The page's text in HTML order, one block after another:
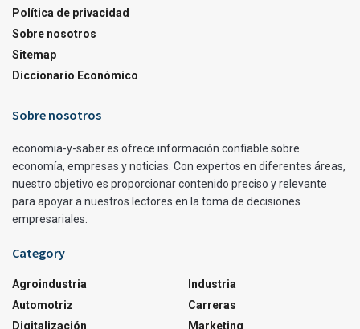
Política de privacidad
Sobre nosotros
Sitemap
Diccionario Económico
Sobre nosotros
economia-y-saber.es ofrece información confiable sobre
economía, empresas y noticias. Con expertos en diferentes áreas,
nuestro objetivo es proporcionar contenido preciso y relevante
para apoyar a nuestros lectores en la toma de decisiones
empresariales.
Category
Agroindustria
Automotriz
Digitalización
Industria
Carreras
Marketing